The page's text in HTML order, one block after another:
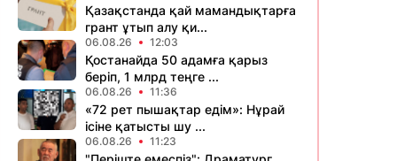
Қазақстанда қай мамандықтарға
грант ұтып алу қи...
06.08.26 12:03
Қостанайда 50 адамға қарыз
беріп, 1 млрд теңге ...
06.08.26 11:36
«72 рет пышақтар едім»: Нұрай
ісіне қатысты шу ...
06.08.26 11:23